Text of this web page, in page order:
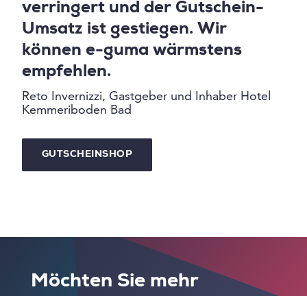
verringert und der Gutschein-
Umsatz ist gestiegen. Wir
können e-guma wärmstens
empfehlen.
Reto Invernizzi, Gastgeber und Inhaber Hotel
Kemmeriboden Bad
GUTSCHEINSHOP
Möchten Sie mehr